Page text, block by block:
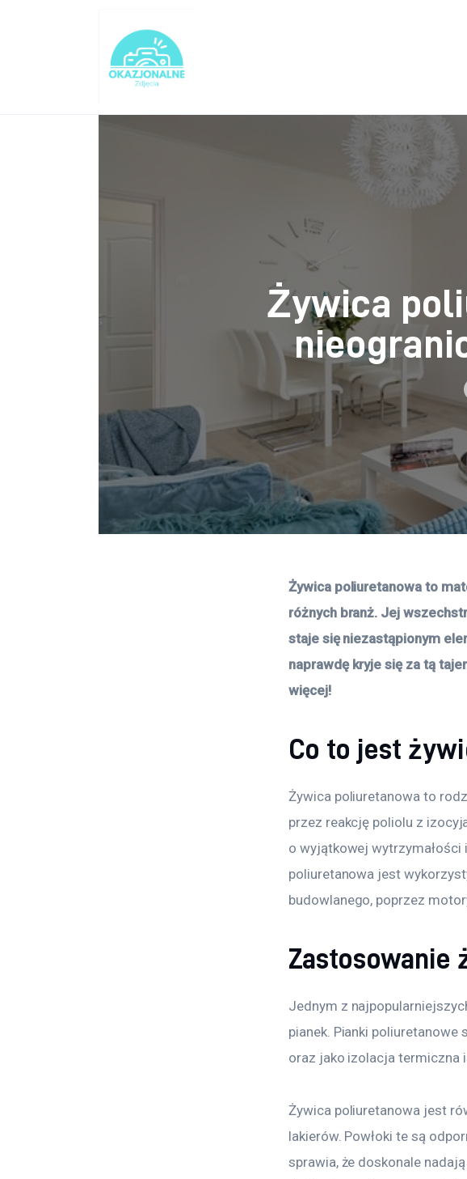
Żywica
Żywica poliuretanowa to
różnych branż. Jej
staje się niezastąpionym
naprawdę kryje się za tą
więcej!
Co to jest
Żywica poliuretanowa to
przez reakcję poliolu z
o wyjątkowej wytrzymałości
poliuretanowa jest
budowlanego, poprzez
Zastosowanie
Jednym z
pianek. Pianki
oraz jako izolacja termiczna
Żywica poliuretanowa jest
lakierów. Powłoki te są
sprawia, że doskonale